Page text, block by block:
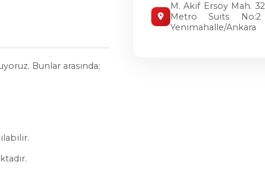
Bunlar arasında;
M. Akif Ersoy Mah.
Metro Suits
Yenimahalle/Ankara